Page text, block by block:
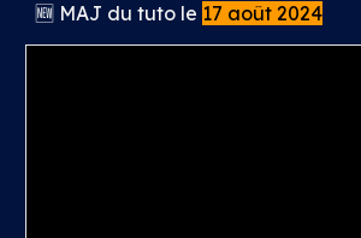
🆕 MAJ du tuto le 17 août 2024